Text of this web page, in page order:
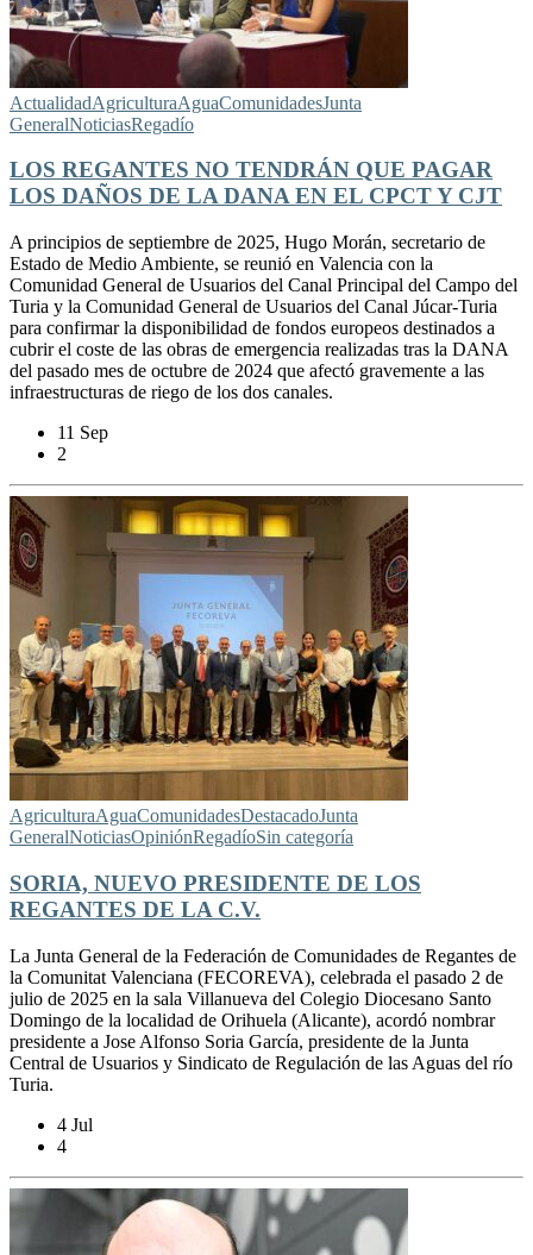
ActualidadAgriculturaAguaComunidadesJunta
GeneralNoticiasRegadío
LOS REGANTES NO TENDRÁN QUE PAGAR
LOS DAÑOS DE LA DANA EN EL CPCT Y CJT
A principios de septiembre de 2025, Hugo Morán, secretario de
Estado de Medio Ambiente, se reunió en Valencia con la
Comunidad General de Usuarios del Canal Principal del Campo del
Turia y la Comunidad General de Usuarios del Canal Júcar-Turia
para confirmar la disponibilidad de fondos europeos destinados a
cubrir el coste de las obras de emergencia realizadas tras la DANA
del pasado mes de octubre de 2024 que afectó gravemente a las
infraestructuras de riego de los dos canales.
11 Sep
2
AgriculturaAguaComunidadesDestacadoJunta
GeneralNoticiasOpiniónRegadíoSin categoría
SORIA, NUEVO PRESIDENTE DE LOS
REGANTES DE LA C.V.
La Junta General de la Federación de Comunidades de Regantes de
la Comunitat Valenciana (FECOREVA), celebrada el pasado 2 de
julio de 2025 en la sala Villanueva del Colegio Diocesano Santo
Domingo de la localidad de Orihuela (Alicante), acordó nombrar
presidente a Jose Alfonso Soria García, presidente de la Junta
Central de Usuarios y Sindicato de Regulación de las Aguas del río
Turia.
4 Jul
4